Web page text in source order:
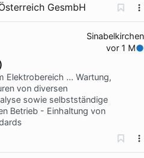
GesmbH
Sinabelkirchen
vor 1 M
Elektrobereich … Wartung,
von diversen
sowie selbstständige
Betrieb - Einhaltung von